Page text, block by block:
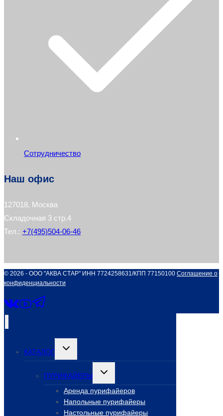
Сотрудничество
Наш офис
127018, Москва
Складочная 3 стр.4
Тел.: +7(495)504-06-46
© 2026 - ООО "АКВА СТАР" ИНН 7724258631/КПП 77150100 Соглашение о
конфиденциальности
КАТАЛОГ
Переключить
меню
ПУРИФАЙЕРЫ
Переключить
меню
Аренда пурифайеров
Напольные пурифайеры
Настольные пурифайеры